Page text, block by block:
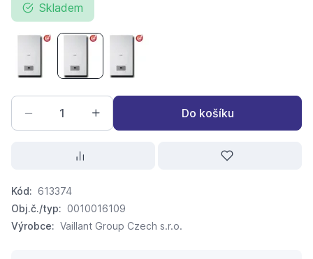
Skladem
Do košíku
Kód: 613374
Obj.č./typ: 0010016109
Výrobce: Vaillant Group Czech s.r.o.